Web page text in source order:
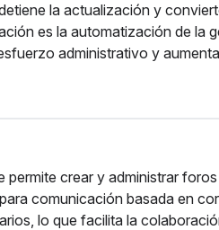
la actualización y
es la automatización de la
administrativo y
permite crear y administrar
comunicación basada en
lo que facilita la